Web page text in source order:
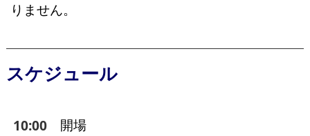
りません。
スケジュール
10:00
開場